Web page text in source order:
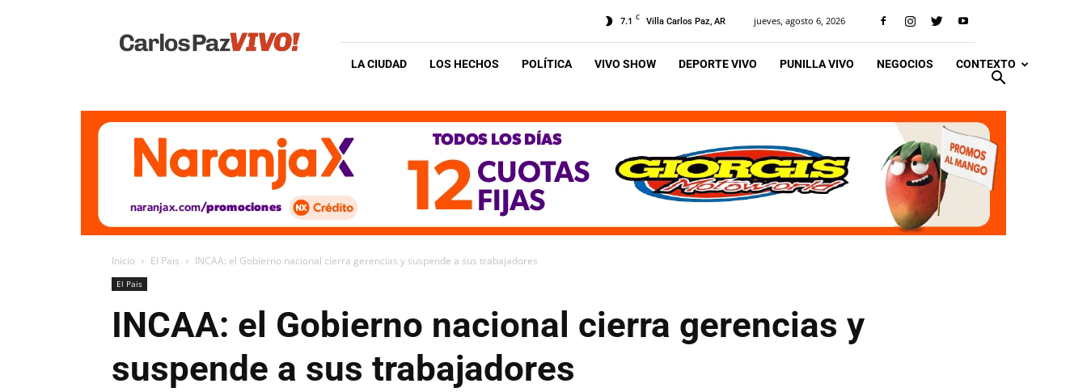
Vivo
7.1 C Villa Carlos Paz, AR jueves, agosto 6, 2026
LA CIUDAD LOS HECHOS POLÍTICA VIVO SHOW DEPORTE VIVO PUNILLA VIVO NEGOCIOS CONTEXTO
Inicio El Pais INCAA: el Gobierno nacional cierra gerencias y suspende a sus trabajadores
El Pais
INCAA: el Gobierno nacional cierra gerencias y
suspende a sus trabajadores